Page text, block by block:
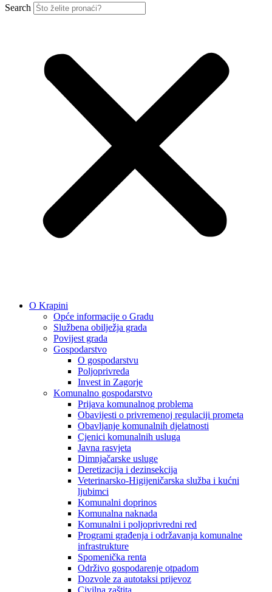
Search
O Krapini
Opće informacije o Gradu
Službena obilježja grada
Povijest grada
Gospodarstvo
O gospodarstvu
Poljoprivreda
Invest in Zagorje
Komunalno gospodarstvo
Prijava komunalnog problema
Obavijesti o privremenoj regulaciji prometa
Obavljanje komunalnih djelatnosti
Cjenici komunalnih usluga
Javna rasvjeta
Dimnjačarske usluge
Deretizacija i dezinsekcija
Veterinarsko-Higijeničarska služba i kućni
ljubimci
Komunalni doprinos
Komunalna naknada
Komunalni i poljoprivredni red
Programi građenja i održavanja komunalne
infrastrukture
Spomenička renta
Održivo gospodarenje otpadom
Dozvole za autotaksi prijevoz
Civilna zaštita